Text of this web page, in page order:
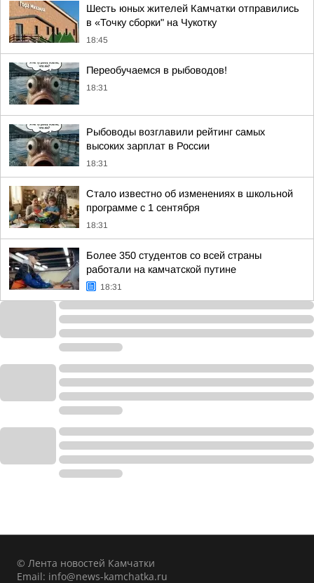
Шесть юных жителей Камчатки отправились
в «Точку сборки" на Чукотку
18:45
Переобучаемся в рыбоводов!
18:31
Рыбоводы возглавили рейтинг самых
высоких зарплат в России
18:31
Стало известно об изменениях в школьной
программе с 1 сентября
18:31
Более 350 студентов со всей страны
работали на камчатской путине
18:31
© Лента новостей Камчатки
Email: info@news-kamchatka.ru